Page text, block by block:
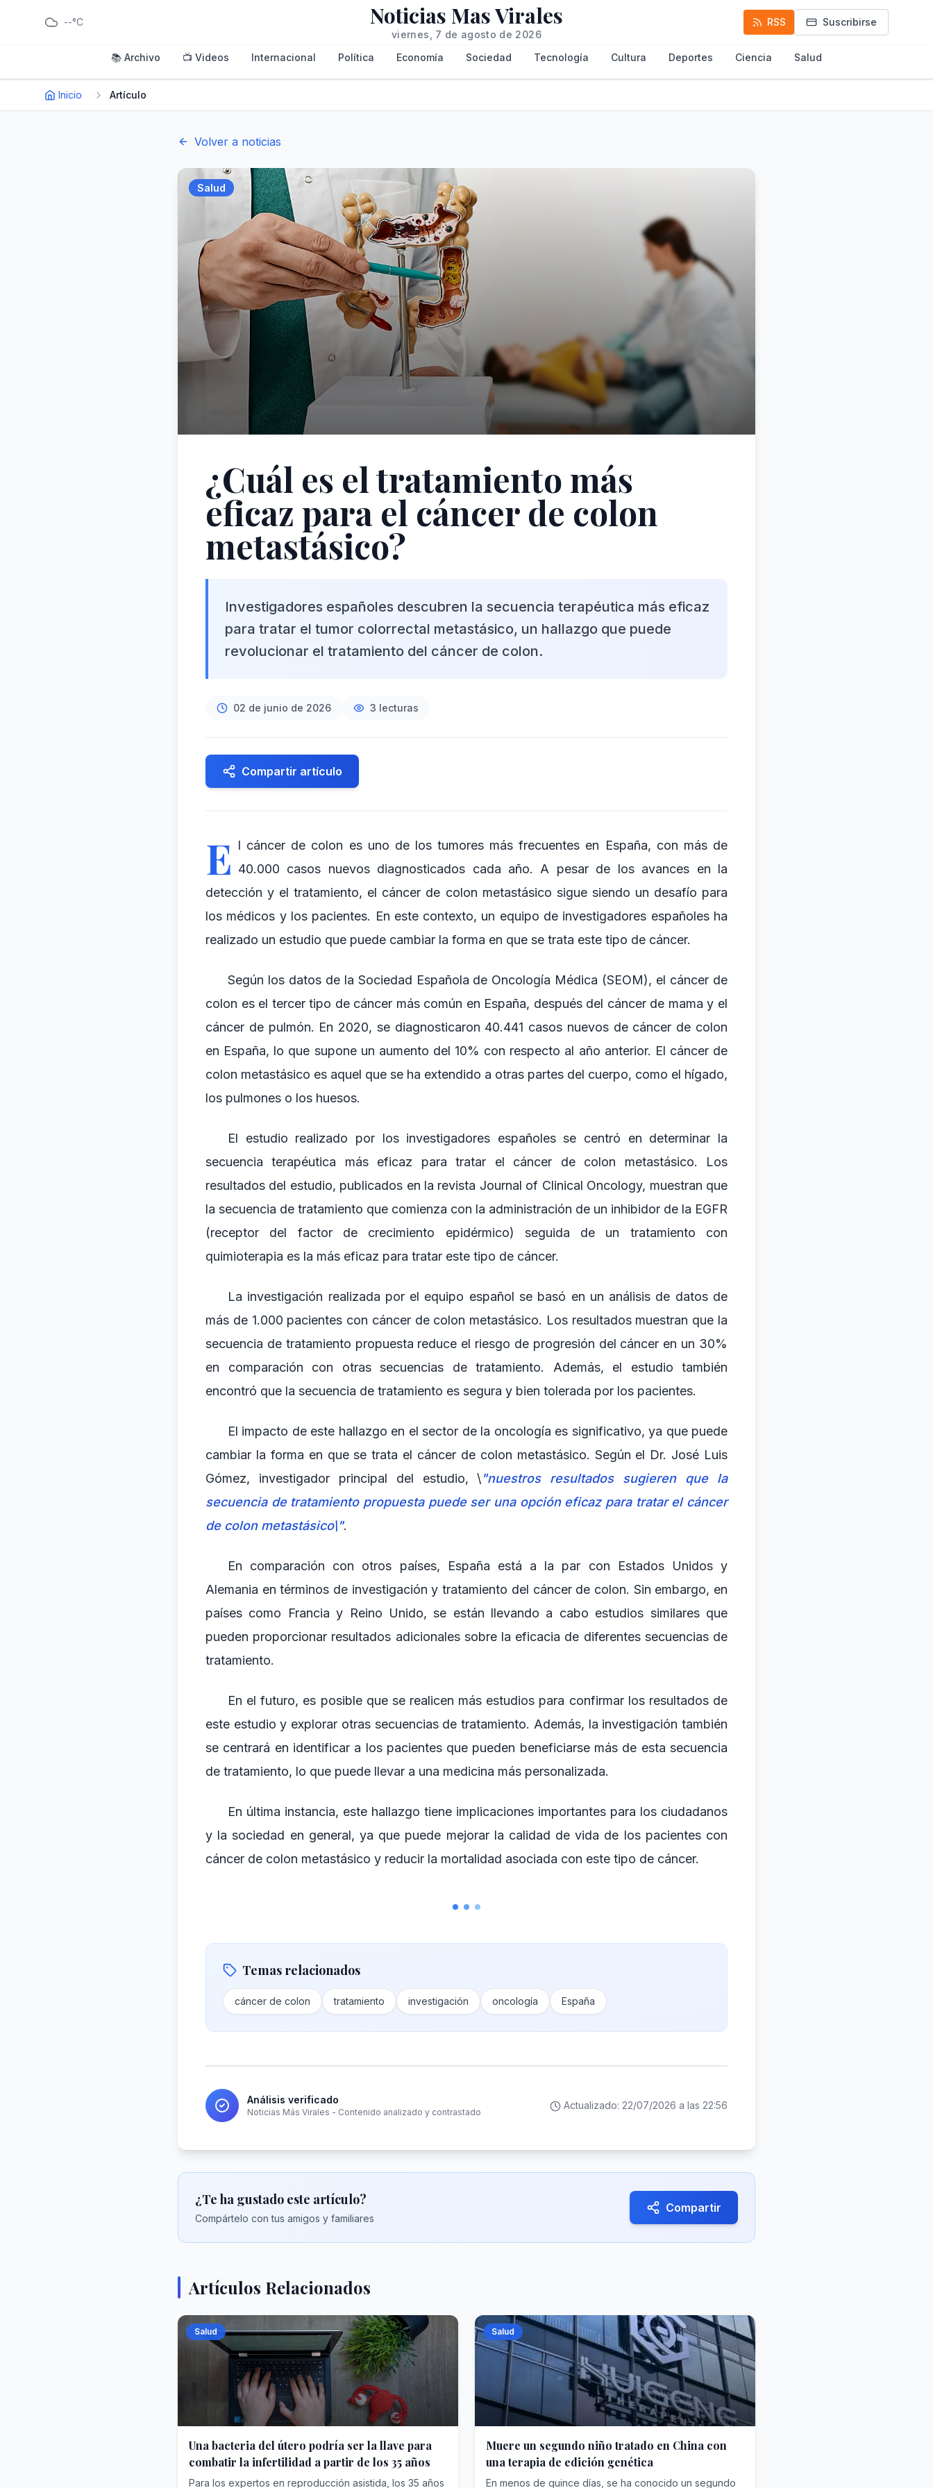
--°C Noticias Mas Virales
viernes, 7 de agosto de 2026
RSS Suscribirse
📚 Archivo 📺 Videos Internacional Política Economía Sociedad Tecnología Cultura Deportes Ciencia Salud
Inicio Artículo
Volver a noticias
Salud
¿Cuál es el tratamiento más
eficaz para el cáncer de colon
metastásico?
Investigadores españoles descubren la secuencia terapéutica más eficaz
para tratar el tumor colorrectal metastásico, un hallazgo que puede
revolucionar el tratamiento del cáncer de colon.
02 de junio de 2026 3 lecturas
Compartir artículo
E l cáncer de colon es uno de los tumores más frecuentes en España, con más de
40.000 casos nuevos diagnosticados cada año. A pesar de los avances en la
detección y el tratamiento, el cáncer de colon metastásico sigue siendo un desafío para
los médicos y los pacientes. En este contexto, un equipo de investigadores españoles ha
realizado un estudio que puede cambiar la forma en que se trata este tipo de cáncer.
Según los datos de la Sociedad Española de Oncología Médica (SEOM), el cáncer de
colon es el tercer tipo de cáncer más común en España, después del cáncer de mama y el
cáncer de pulmón. En 2020, se diagnosticaron 40.441 casos nuevos de cáncer de colon
en España, lo que supone un aumento del 10% con respecto al año anterior. El cáncer de
colon metastásico es aquel que se ha extendido a otras partes del cuerpo, como el hígado,
los pulmones o los huesos.
El estudio realizado por los investigadores españoles se centró en determinar la
secuencia terapéutica más eficaz para tratar el cáncer de colon metastásico. Los
resultados del estudio, publicados en la revista Journal of Clinical Oncology, muestran que
la secuencia de tratamiento que comienza con la administración de un inhibidor de la EGFR
(receptor del factor de crecimiento epidérmico) seguida de un tratamiento con
quimioterapia es la más eficaz para tratar este tipo de cáncer.
La investigación realizada por el equipo español se basó en un análisis de datos de
más de 1.000 pacientes con cáncer de colon metastásico. Los resultados muestran que la
secuencia de tratamiento propuesta reduce el riesgo de progresión del cáncer en un 30%
en comparación con otras secuencias de tratamiento. Además, el estudio también
encontró que la secuencia de tratamiento es segura y bien tolerada por los pacientes.
El impacto de este hallazgo en el sector de la oncología es significativo, ya que puede
cambiar la forma en que se trata el cáncer de colon metastásico. Según el Dr. José Luis
Gómez, investigador principal del estudio, \"nuestros resultados sugieren que la
secuencia de tratamiento propuesta puede ser una opción eficaz para tratar el cáncer
de colon metastásico\".
En comparación con otros países, España está a la par con Estados Unidos y
Alemania en términos de investigación y tratamiento del cáncer de colon. Sin embargo, en
países como Francia y Reino Unido, se están llevando a cabo estudios similares que
pueden proporcionar resultados adicionales sobre la eficacia de diferentes secuencias de
tratamiento.
En el futuro, es posible que se realicen más estudios para confirmar los resultados de
este estudio y explorar otras secuencias de tratamiento. Además, la investigación también
se centrará en identificar a los pacientes que pueden beneficiarse más de esta secuencia
de tratamiento, lo que puede llevar a una medicina más personalizada.
En última instancia, este hallazgo tiene implicaciones importantes para los ciudadanos
y la sociedad en general, ya que puede mejorar la calidad de vida de los pacientes con
cáncer de colon metastásico y reducir la mortalidad asociada con este tipo de cáncer.
Temas relacionados
cáncer de colon tratamiento investigación oncología España
Análisis verificado
Noticias Más Virales - Contenido analizado y contrastado
Actualizado: 22/07/2026 a las 22:56
¿Te ha gustado este artículo?
Compártelo con tus amigos y familiares
Compartir
Artículos Relacionados
Salud
Una bacteria del útero podría ser la llave para
combatir la infertilidad a partir de los 35 años
Para los expertos en reproducción asistida, los 35 años
Salud
Muere un segundo niño tratado en China con
una terapia de edición genética
En menos de quince días, se ha conocido un segundo